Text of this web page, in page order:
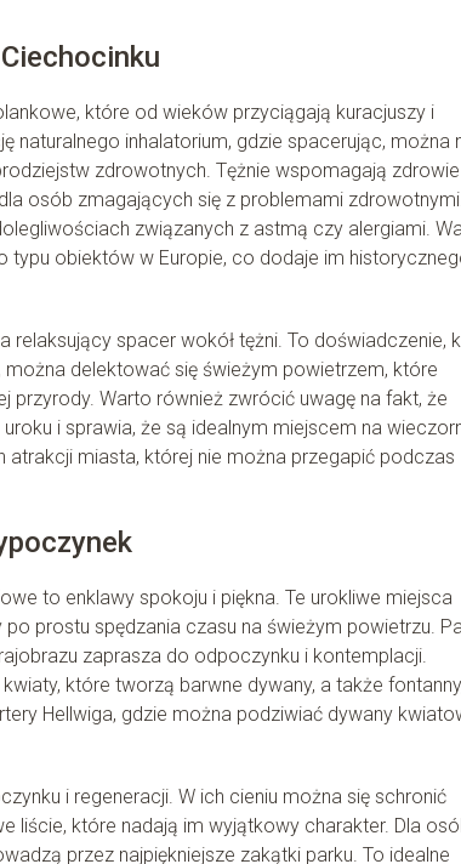
które od wieków przyciągają kuracjuszy i
naturalnego inhalatorium, gdzie spacerując, można
zdrowotnych. Tężnie wspomagają zdrowie
osób zmagających się z problemami
związanych z astmą czy alergiami.
typu obiektów w Europie, co dodaje im
spacer wokół tężni. To doświadczenie,
delektować się świeżym powietrzem, które
Warto również zwrócić uwagę na fakt, że
i sprawia, że są idealnym miejscem na
atrakcji miasta, której nie można przegapić podczas
to enklawy spokoju i piękna. Te urokliwe miejsca
prostu spędzania czasu na świeżym powietrzu.
zaprasza do odpoczynku i kontemplacji.
które tworzą barwne dywany, a także
Hellwiga, gdzie można podziwiać dywany
i regeneracji. W ich cieniu można się schronić
liście, które nadają im wyjątkowy charakter. Dla
przez najpiękniejsze zakątki parku. To idealne